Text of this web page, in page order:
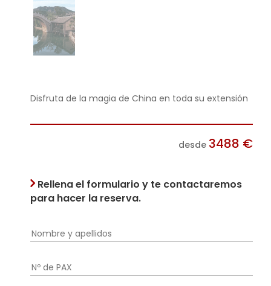
Disfruta de la magia de China en toda su extensión
desde 3488 €
Rellena el formulario y te contactaremos
para hacer la reserva.